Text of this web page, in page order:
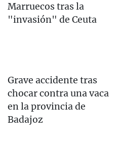
Marruecos tras la
"invasión" de Ceuta
Grave accidente tras
chocar contra una vaca
en la provincia de
Badajoz